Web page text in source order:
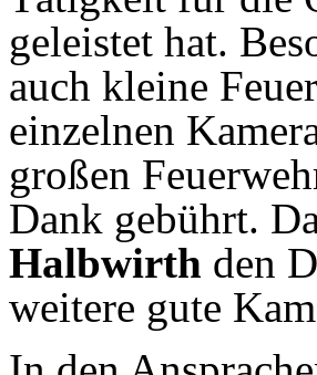
geleistet hat.
auch kleine
einzelnen
großen
Dank gebührt.
Halbwirth den
weitere gute